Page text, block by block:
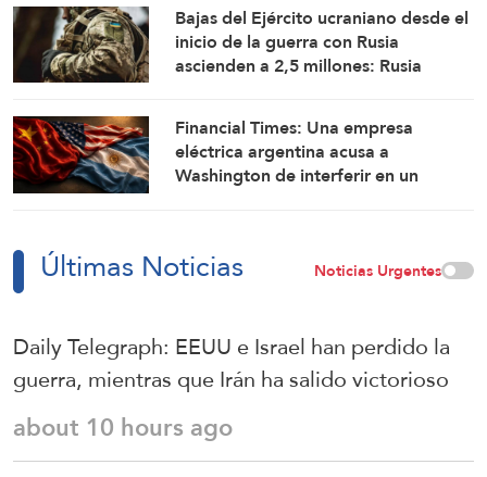
Bajas del Ejército ucraniano desde el
inicio de la guerra con Rusia
ascienden a 2,5 millones: Rusia
Financial Times: Una empresa
eléctrica argentina acusa a
Washington de interferir en un
Últimas Noticias Noticias Urgentes
Daily Telegraph: EEUU e Israel han perdido la
guerra, mientras que Irán ha salido victorioso
about 10 hours ago